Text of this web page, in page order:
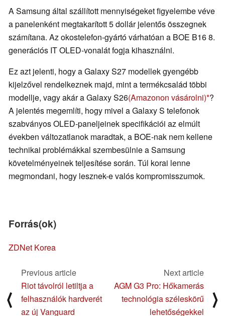
A Samsung által szállított mennyiségeket figyelembe véve
a panelenként megtakarított 5 dollár jelentős összegnek
számítana. Az okostelefon-gyártó várhatóan a BOE B16 8.
generációs IT OLED-vonalát fogja kihasználni.
Ez azt jelenti, hogy a Galaxy S27 modellek gyengébb
kijelzővel rendelkeznek majd, mint a termékcsalád többi
modellje, vagy akár a Galaxy S26(Amazonon vásárolni) ?
A jelentés megemlíti, hogy mivel a Galaxy S telefonok
szabványos OLED-paneljeinek specifikációi az elmúlt
években változatlanok maradtak, a BOE-nak nem kellene
technikai problémákkal szembesülnie a Samsung
követelményeinek teljesítése során. Túl korai lenne
megmondani, hogy lesznek-e valós kompromisszumok.
Forrás(ok)
ZDNet Korea
⟨
Previous article
Riot távolról letiltja a
felhasználók hardverét
az új Vanguard
Next article
AGM G3 Pro: Hőkamerás
technológia széleskörű
lehetőségekkel
⟩